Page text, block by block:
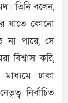
তিনি বলেন,
যাতে কোনো
না পারে, সে
বিশ্বাস করি,
ঢাকা
নির্বাচিত